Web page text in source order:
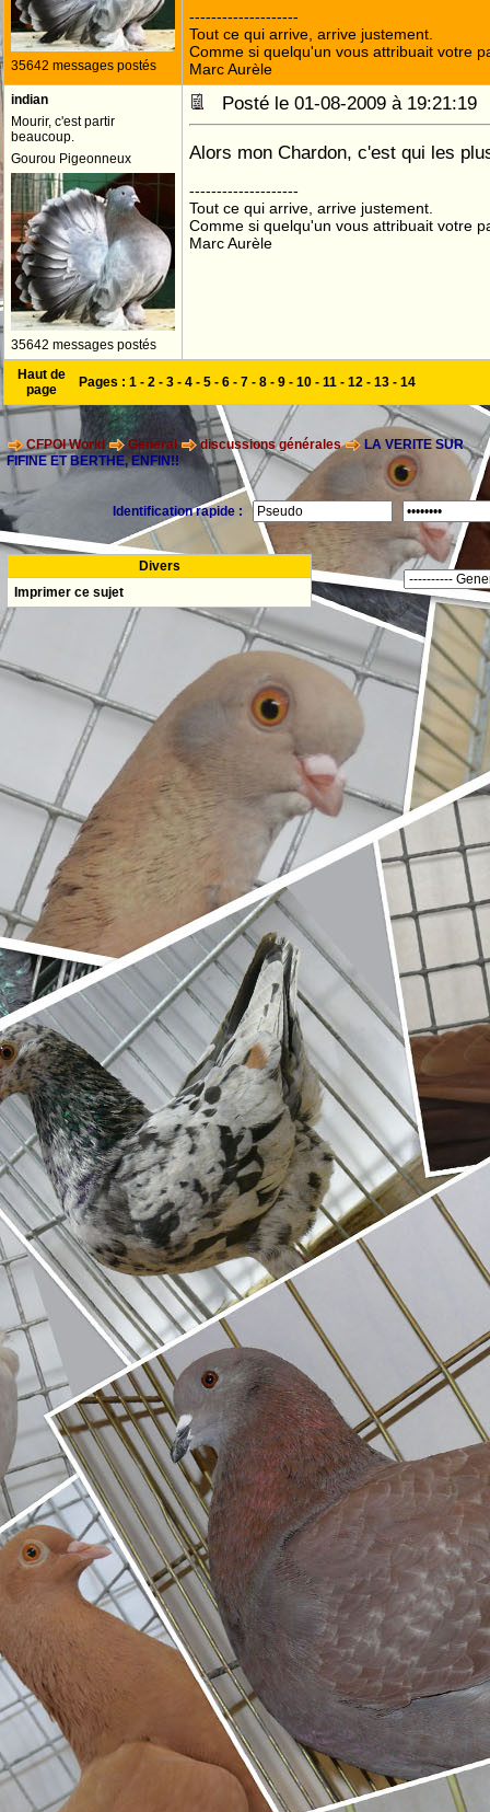
35642 messages postés
--------------------
Tout ce qui arrive, arrive justement.
Comme si quelqu'un vous attribuait votre
Marc Aurèle
indian
Mourir, c'est partir
beaucoup.
Gourou Pigeonneux
35642 messages postés
Posté le 01-08-2009 à
Alors mon Chardon, c'est qui les
--------------------
Tout ce qui arrive, arrive justement.
Comme si quelqu'un vous attribuait votre
Marc Aurèle
Haut de
page
Pages : 1 - 2 - 3 - 4 - 5 - 6 - 7 - 8 - 9 - 10 - 11 - 12 - 13 - 14
CFPOI World General discussions générales
LA VERITE SUR
FIFINE ET BERTHE, ENFIN!!
Identification rapide :
Divers
Imprimer ce sujet